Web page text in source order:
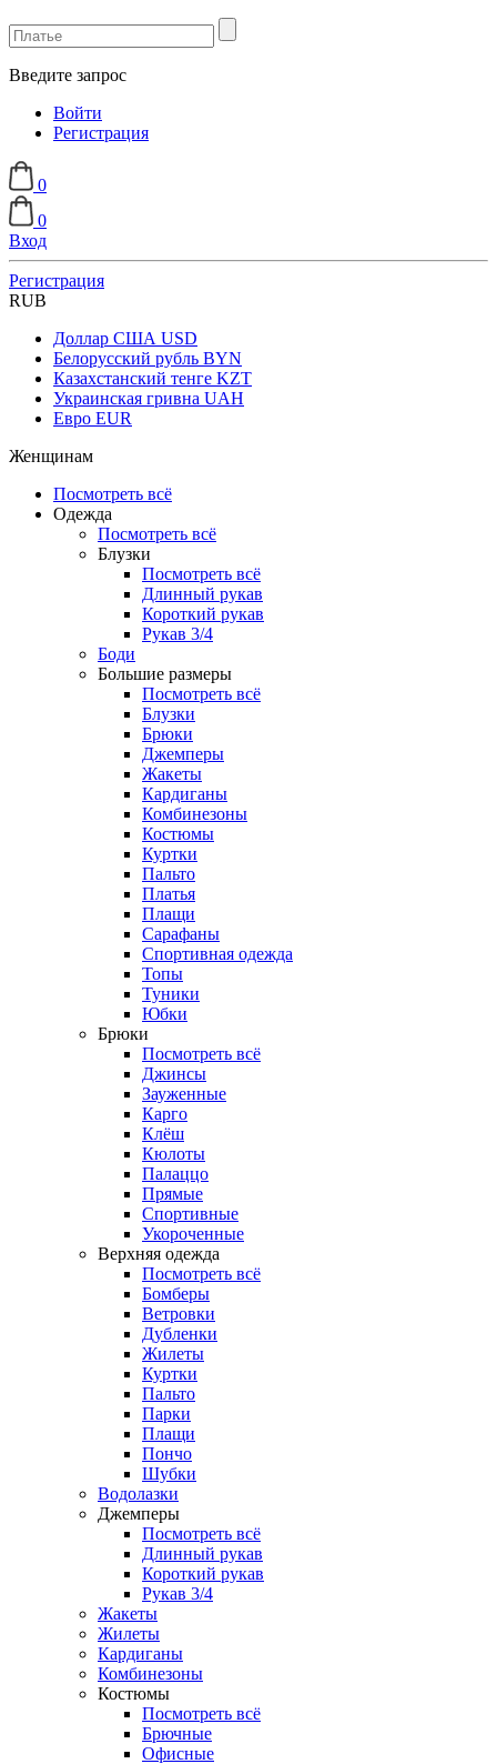
Введите запрос
Войти
Регистрация
0
0
Вход
Регистрация
RUB
Доллар США USD
Белорусский рубль BYN
Казахстанский тенге KZT
Украинская гривна UAH
Евро EUR
Женщинам
Посмотреть всё
Одежда
Посмотреть всё
Блузки
Посмотреть всё
Длинный рукав
Короткий рукав
Рукав 3/4
Боди
Большие размеры
Посмотреть всё
Блузки
Брюки
Джемперы
Жакеты
Кардиганы
Комбинезоны
Костюмы
Куртки
Пальто
Платья
Плащи
Сарафаны
Спортивная одежда
Топы
Туники
Юбки
Брюки
Посмотреть всё
Джинсы
Зауженные
Карго
Клёш
Кюлоты
Палаццо
Прямые
Спортивные
Укороченные
Верхняя одежда
Посмотреть всё
Бомберы
Ветровки
Дубленки
Жилеты
Куртки
Пальто
Парки
Плащи
Пончо
Шубки
Водолазки
Джемперы
Посмотреть всё
Длинный рукав
Короткий рукав
Рукав 3/4
Жакеты
Жилеты
Кардиганы
Комбинезоны
Костюмы
Посмотреть всё
Брючные
Офисные